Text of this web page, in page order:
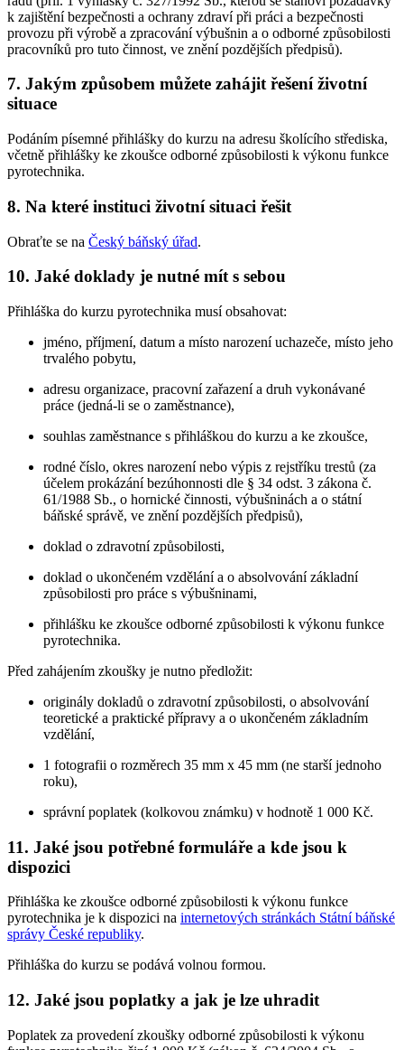
k zajištění bezpečnosti a ochrany zdraví při práci a bezpečnosti
provozu při výrobě a zpracování výbušnin a o odborné způsobilosti
pracovníků pro tuto činnost, ve znění pozdějších předpisů).
7. Jakým způsobem můžete zahájit řešení životní
situace
Podáním písemné přihlášky do kurzu na adresu školícího střediska,
včetně přihlášky ke zkoušce odborné způsobilosti k výkonu funkce
pyrotechnika.
8. Na které instituci životní situaci řešit
Obraťte se na Český báňský úřad.
10. Jaké doklady je nutné mít s sebou
Přihláška do kurzu pyrotechnika musí obsahovat:
jméno, příjmení, datum a místo narození uchazeče, místo jeho
trvalého pobytu,
adresu organizace, pracovní zařazení a druh vykonávané
práce (jedná-li se o zaměstnance),
souhlas zaměstnance s přihláškou do kurzu a ke zkoušce,
rodné číslo, okres narození nebo výpis z rejstříku trestů (za
účelem prokázání bezúhonnosti dle § 34 odst. 3 zákona č.
61/1988 Sb., o hornické činnosti, výbušninách a o státní
báňské správě, ve znění pozdějších předpisů),
doklad o zdravotní způsobilosti,
doklad o ukončeném vzdělání a o absolvování základní
způsobilosti pro práce s výbušninami,
přihlášku ke zkoušce odborné způsobilosti k výkonu funkce
pyrotechnika.
Před zahájením zkoušky je nutno předložit:
originály dokladů o zdravotní způsobilosti, o absolvování
teoretické a praktické přípravy a o ukončeném základním
vzdělání,
1 fotografii o rozměrech 35 mm x 45 mm (ne starší jednoho
roku),
správní poplatek (kolkovou známku) v hodnotě 1 000 Kč.
11. Jaké jsou potřebné formuláře a kde jsou k
dispozici
Přihláška ke zkoušce odborné způsobilosti k výkonu funkce
pyrotechnika je k dispozici na internetových stránkách Státní báňské
správy České republiky.
Přihláška do kurzu se podává volnou formou.
12. Jaké jsou poplatky a jak je lze uhradit
Poplatek za provedení zkoušky odborné způsobilosti k výkonu